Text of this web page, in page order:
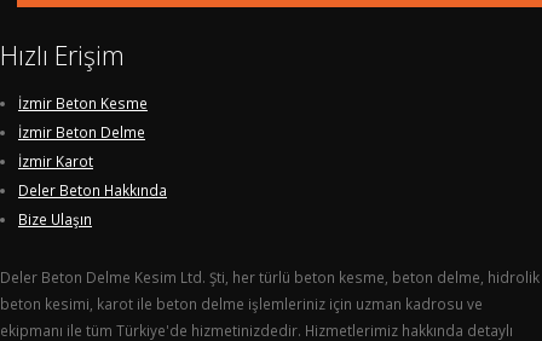
Hızlı Erişim
İzmir Beton Kesme
İzmir Beton Delme
İzmir Karot
Deler Beton Hakkında
Bize Ulaşın
Deler Beton Delme Kesim Ltd. Şti, her türlü beton kesme, beton delme, hidrolik
beton kesimi, karot ile beton delme işlemleriniz için uzman kadrosu ve
ekipmanı ile tüm Türkiye'de hizmetinizdedir. Hizmetlerimiz hakkında detaylı